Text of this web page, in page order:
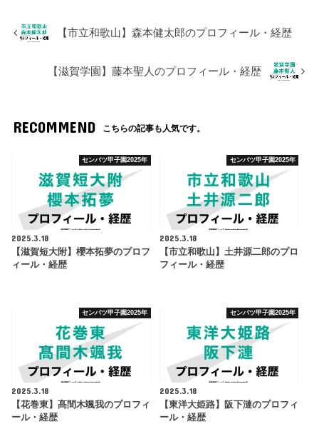
【市立和歌山】森本健太郎のプロフィール・経歴
【滋賀学園】藤本聖人のプロフィール・経歴
RECOMMEND こちらの記事も人気です。
センバツ甲子園2025年
2025.3.18
【滋賀短大附】櫻本拓夢のプロフ
ィール・経歴
センバツ甲子園2025年
2025.3.18
【市立和歌山】土井源二郎のプロ
フィール・経歴
センバツ甲子園2025年
2025.3.18
【花巻東】髙間木颯我のプロフィ
ール・経歴
センバツ甲子園2025年
2025.3.18
【東洋大姫路】阪下漣のプロフィ
ール・経歴